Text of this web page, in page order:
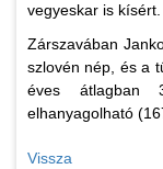
vegyeskar is kísért.
Zárszavában
szlovén nép, és a
éves átlagban
elhanyagolható
Vissza